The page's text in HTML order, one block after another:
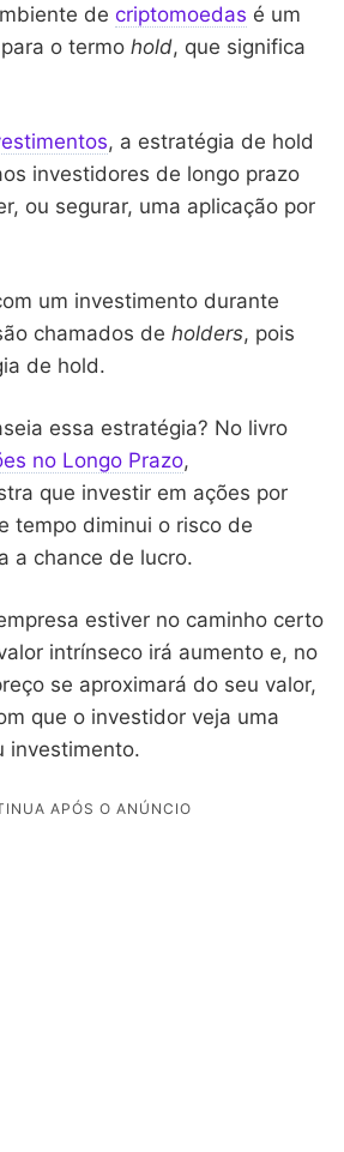
de criptomoedas é um
o termo hold, que significa
, a estratégia de hold
investidores de longo prazo
ou segurar, uma aplicação por
um investimento durante
chamados de holders, pois
de hold.
essa estratégia? No livro
no Longo Prazo,
que investir em ações por
tempo diminui o risco de
a chance de lucro.
estiver no caminho certo
intrínseco irá aumento e, no
se aproximará do seu valor,
que o investidor veja uma
investimento.